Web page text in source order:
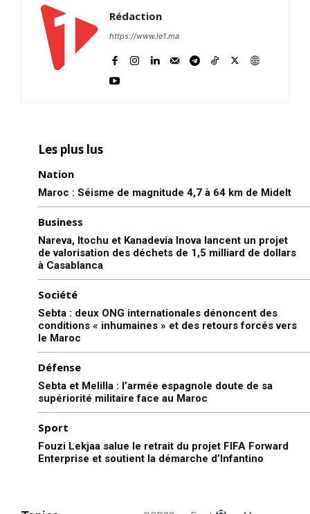
Rédaction
https://www.le1.ma
Les plus lus
Nation
Maroc : Séisme de magnitude 4,7 à 64 km de Midelt
Business
Nareva, Itochu et Kanadevia Inova lancent un projet
de valorisation des déchets de 1,5 milliard de dollars
à Casablanca
Société
Sebta : deux ONG internationales dénoncent des
conditions « inhumaines » et des retours forcés vers
le Maroc
Défense
Sebta et Melilla : l’armée espagnole doute de sa
supériorité militaire face au Maroc
Sport
Fouzi Lekjaa salue le retrait du projet FIFA Forward
Enterprise et soutient la démarche d’Infantino